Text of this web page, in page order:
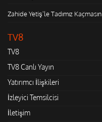
Zahide Yetiş'le Tadımız Kaçmasın
TV8
TV8
TV8 Canlı Yayın
Yatırımcı İlişkileri
İzleyici Temsilcisi
İletişim